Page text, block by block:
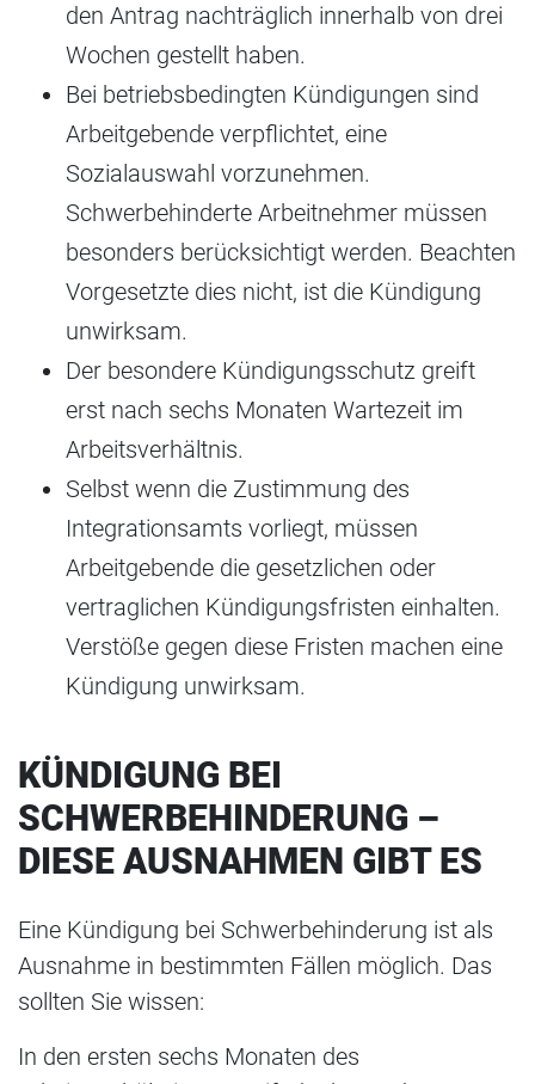
den Antrag nachträglich innerhalb von drei
Wochen gestellt haben.
Bei betriebsbedingten Kündigungen sind
Arbeitgebende verpflichtet, eine
Sozialauswahl vorzunehmen.
Schwerbehinderte Arbeitnehmer müssen
besonders berücksichtigt werden. Beachten
Vorgesetzte dies nicht, ist die Kündigung
unwirksam.
Der besondere Kündigungsschutz greift
erst nach sechs Monaten Wartezeit im
Arbeitsverhältnis. ​​​​
Selbst wenn die Zustimmung des
Integrationsamts vorliegt, müssen
Arbeitgebende die gesetzlichen oder
vertraglichen Kündigungsfristen einhalten.
Verstöße gegen diese Fristen machen eine
Kündigung unwirksam.
KÜNDIGUNG BEI
SCHWERBEHINDERUNG –
DIESE AUSNAHMEN GIBT ES
Eine Kündigung bei Schwerbehinderung ist als
Ausnahme in bestimmten Fällen möglich. Das
sollten Sie wissen:
In den ersten sechs Monaten des